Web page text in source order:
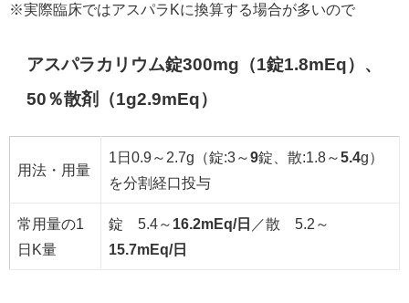
※実際臨床ではアスパラKに換算する場合が多いので
アスパラカリウム錠300mg（1錠1.8mEq）、
50％散剤（1g2.9mEq）
用法・用量
1日0.9～2.7g（錠:3～9錠、散:1.8～5.4g）
を分割経口投与
常用量の1
日K量
錠 5.4～ 16.2mEq/日 ／散 5.2～
15.7mEq/日